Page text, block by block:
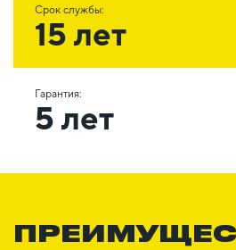
Срок службы:
15 лет
Гарантия:
5 лет